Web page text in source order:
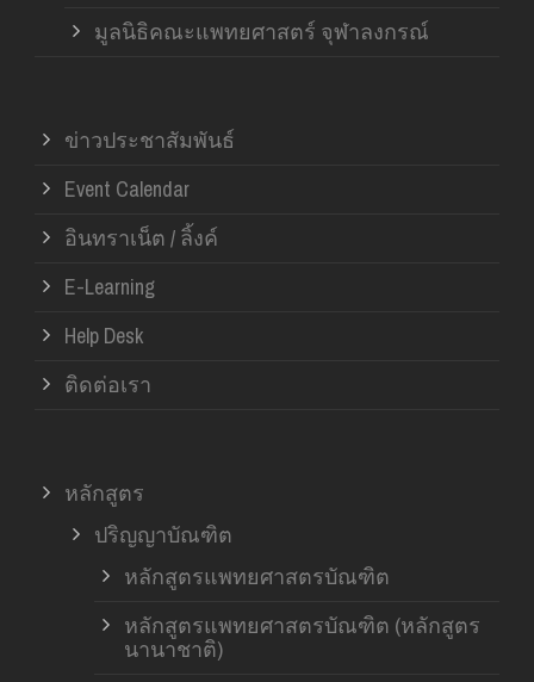
มูลนิธิคณะแพทยศาสตร์ จุฬาลงกรณ์
ข่าวประชาสัมพันธ์
Event Calendar
อินทราเน็ต / ลิ้งค์
E-Learning
Help Desk
ติดต่อเรา
หลักสูตร
ปริญญาบัณฑิต
หลักสูตรแพทยศาสตรบัณฑิต
หลักสูตรแพทยศาสตรบัณฑิต (หลักสูตร
นานาชาติ)